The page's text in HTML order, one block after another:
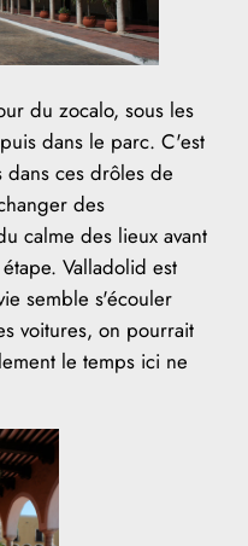
du zocalo, sous les
dans le parc. C'est
dans ces drôles de
des
calme des lieux avant
Valladolid est
semble s'écouler
voitures, on pourrait
le temps ici ne